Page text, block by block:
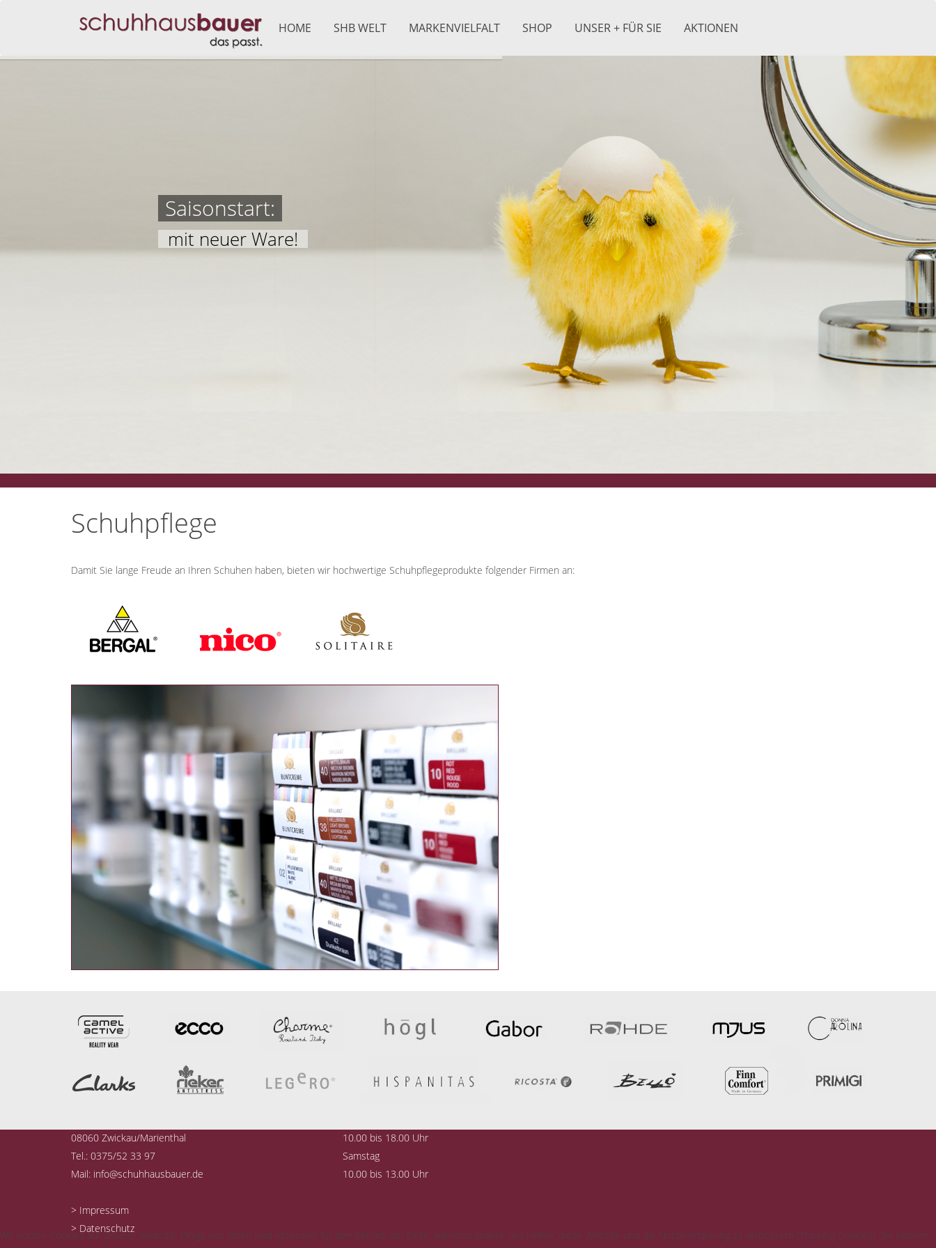
HOME SHB WELT MARKENVIELFALT SHOP UNSER + FÜR SIE AKTIONEN
Saisonstart:
mit neuer Ware!
Schuhpflege
Damit Sie lange Freude an Ihren Schuhen haben, bieten wir hochwertige Schuhpflegeprodukte folgender Firmen an:
Schuhhaus Bauer
08060 Zwickau/Marienthal
Tel.: 0375/52 33 97
Mail: info@schuhhausbauer.de
> Impressum
> Datenschutz
Öffnungszeiten
10.00 bis 18.00 Uhr
Samstag
10.00 bis 13.00 Uhr
So finden Sie uns
Wir nutzen Cookies auf unserer Website. Einige von ihnen sind essenziell für den Betrieb der Seite, während andere uns helfen, diese Website und die Nutzererfahrung zu verbessern (Tracking Cookies). Sie können